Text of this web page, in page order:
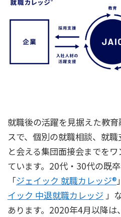
就職後の活躍を見据えた教
スで、個別の就職相談、就
と会える集団面接会までを
ています。20代・30代の既
「ジェイック 就職カレッジ®
イック 中退就職カレッジ 」
あります。2020年4月以降